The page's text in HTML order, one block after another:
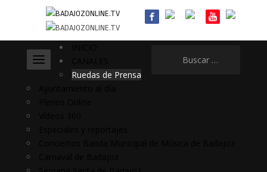
Ruedas de Prensa